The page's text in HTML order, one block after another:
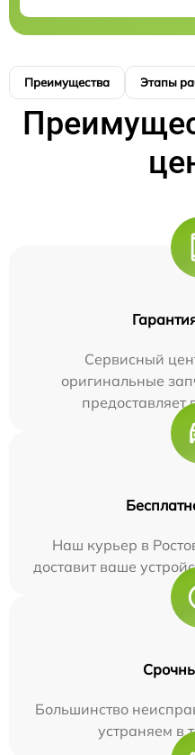
Преимущества Этапы
Сервисный
оригинальные
предоставляет
Наш курьер в
доставит ваше
Большинство
устраняем в